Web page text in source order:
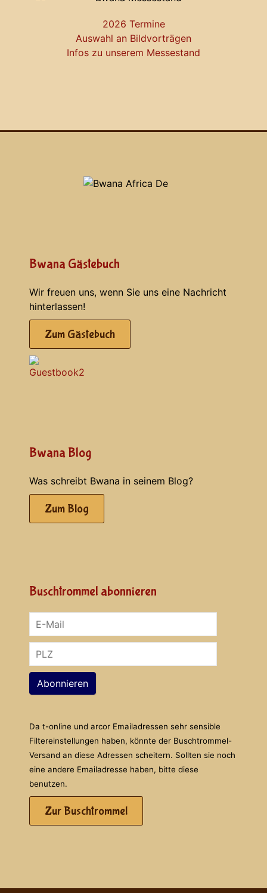
2026 Termine
Auswahl an Bildvorträgen
Infos zu unserem Messestand
Bwana Gästebuch
Wir freuen uns, wenn Sie uns eine Nachricht
hinterlassen!
Zum Gästebuch
Bwana Blog
Was schreibt Bwana in seinem Blog?
Zum Blog
Buschtrommel abonnieren
Abonnieren
Da t-online und arcor Emailadressen sehr sensible
Filtereinstellungen haben, könnte der Buschtrommel-
Versand an diese Adressen scheitern. Sollten sie noch
eine andere Emailadresse haben, bitte diese
benutzen.
Zur Buschtrommel